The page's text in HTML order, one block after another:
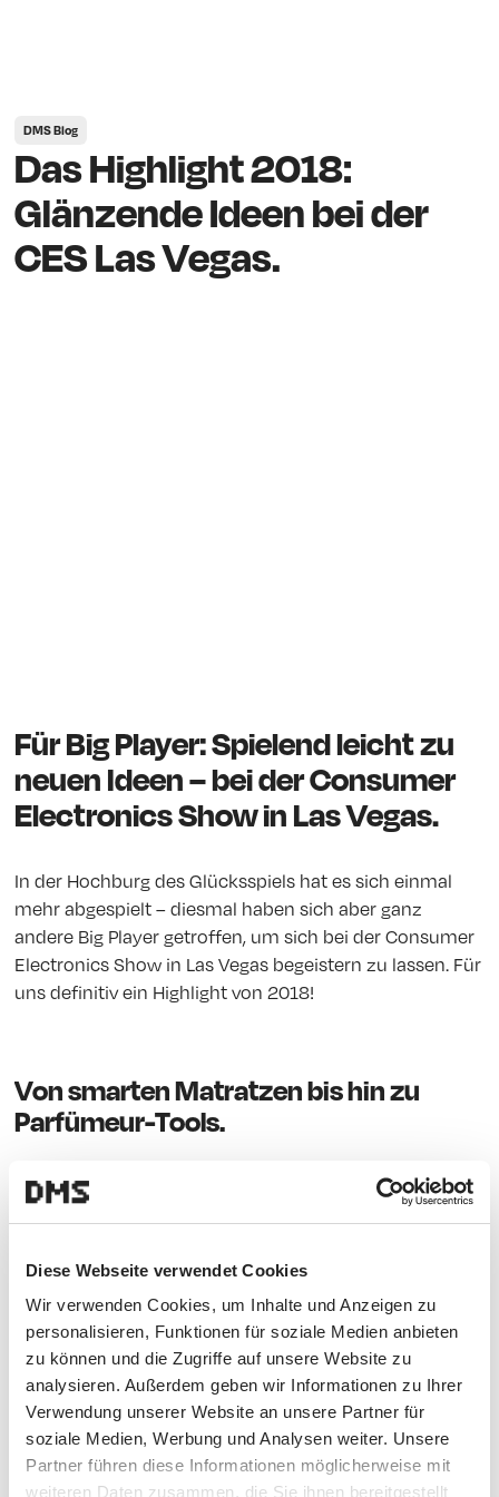
Diese Webseite verwendet Cookies
Wir verwenden Cookies, um Inhalte und Anzeigen zu
personalisieren, Funktionen für soziale Medien anbieten
zu können und die Zugriffe auf unsere Website zu
analysieren. Außerdem geben wir Informationen zu Ihrer
Verwendung unserer Website an unsere Partner für
soziale Medien, Werbung und Analysen weiter. Unsere
Partner führen diese Informationen möglicherweise mit
weiteren Daten zusammen, die Sie ihnen bereitgestellt
DMS Blog
Das Highlight 2018:
Glänzende Ideen bei der
CES Las Vegas.
Für Big Player: Spielend leicht zu
neuen Ideen – bei der Consumer
Electronics Show in Las Vegas.
In der Hochburg des Glücksspiels hat es sich einmal
mehr abgespielt – diesmal haben sich aber ganz
andere Big Player getroffen, um sich bei der Consumer
Electronics Show in Las Vegas begeistern zu lassen. Für
uns definitiv ein Highlight von 2018!
Von smarten Matratzen bis hin zu
Parfümeur-Tools.
Von 9. bis 12. Jänner wurde Las Vegas der absolute Hot
Spot. Vorgestellt wurden wieder klassische Elektro-
Matratzen und Wasserhähne, Hypnosebrillen und
selbstfahrende Autos.
Die DMS Highlights: Mit der Maschine NotaNota wird
man zum Parfümeur – riecht nach einer spannenden
Idee. Via App kreiert man aus 24 Düften eine eigene
Mischung und kann sie in kleine Flacons füllen lassen.
Natürlich bekommt man – für den Preis von 800 Dollar
– Tipps und Tricks und kann sich mit der Community